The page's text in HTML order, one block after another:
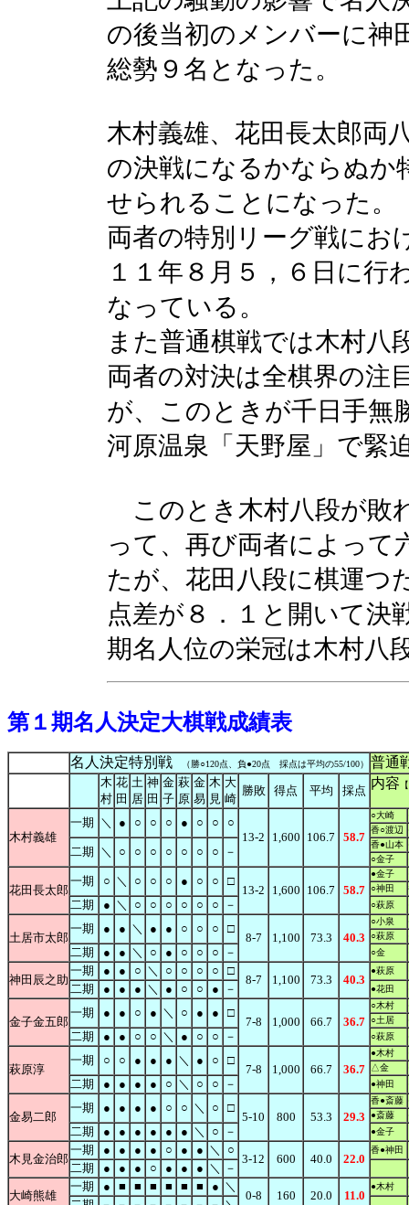
の後当初のメンバーに神
総勢９名となった。
木村義雄、花田長太郎両
の決戦になるかならぬか
せられることになった。
両者の特別リーグ戦にお
１１年８月５，６日に行
なっている。
また普通棋戦では木村八
両者の対決は全棋界の注
が、このときが千日手無
河原温泉「天野屋」で緊
このとき木村八段が敗
って、再び両者によって
たが、花田八段に棋運つ
点差が８．１と開いて決
期名人位の栄冠は木村八
第１期名人決定大棋戦成績表
名人決定特別戦 （勝○120点、負●20点 採点は平均の55/100） 普
木
村
花
田
土
居
神
田
金
子
萩
原
金
易
木
見
大
崎
勝敗 得点 平均 採点 内容
木村義雄
一期 ＼ ● ○ ○ ○ ● ○ ○
○
13-2
1,600 106.7 58.7
○大崎
香○渡辺
二期 ＼ ○ ○ ○ ○ ○ ○ ○ －
香●山本
○金子
花田長太郎
一期 ○ ＼ ○ ○ ○ ● ○ ○ □
13-2 1,600 106.7 58.7
●金子
○神田
二期 ● ＼ ○ ○ ○ ○ ○ ○ － ○萩原
土居市太郎
一期 ● ● ＼ ● ● ○ ○ ○ □
8-7 1,100 73.3 40.3
○小泉
○萩原
二期 ● ● ＼ ○ ● ○ ○ ○ － ○金
神田辰之助
一期 ● ● ○ ＼ ○ ○ ○ ○ □
8-7 1,100 73.3 40.3
●萩原
二期 ● ● ● ＼ ● ○ ○ ● － ●花田
金子金五郎
一期 ● ● ○ ● ＼ ○ ● ● □
7-8 1,000 66.7 36.7
○木村
○土居
二期 ● ● ○ ○ ＼ ● ○ ○ － ○萩原
萩原淳
一期 ○ ○ ● ● ● ＼ ● ○ □
7-8 1,000 66.7 36.7
●木村
△金
二期 ● ● ● ● ○ ＼ ○ ○ － ●神田
金易二郎
一期 ● ● ● ● ○ ○ ＼ ○ □
5-10 800 53.3 29.3
香●斎藤
●斎藤
二期 ● ● ● ● ● ● ＼ ○ － ●金子
木見金治郎
一期 ● ● ● ● ○ ● ● ＼ ○
3-12 600 40.0 22.0
香●神田
二期 ● ● ● ○ ● ● ● ＼
－
大崎熊雄
一期 ● ■ ■ ■ ■ ■ ■ ● ＼
0-8 160 20.0 11.0
●木村